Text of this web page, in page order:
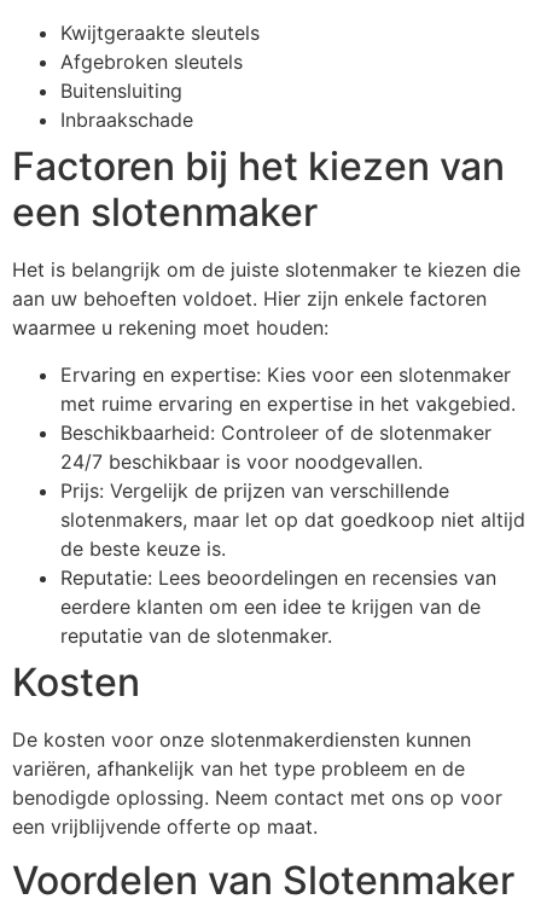
Kwijtgeraakte sleutels
Afgebroken sleutels
Buitensluiting
Inbraakschade
Factoren bij het kiezen van
een slotenmaker
Het is belangrijk om de juiste slotenmaker te kiezen die
aan uw behoeften voldoet. Hier zijn enkele factoren
waarmee u rekening moet houden:
Ervaring en expertise: Kies voor een slotenmaker
met ruime ervaring en expertise in het vakgebied.
Beschikbaarheid: Controleer of de slotenmaker
24/7 beschikbaar is voor noodgevallen.
Prijs: Vergelijk de prijzen van verschillende
slotenmakers, maar let op dat goedkoop niet altijd
de beste keuze is.
Reputatie: Lees beoordelingen en recensies van
eerdere klanten om een idee te krijgen van de
reputatie van de slotenmaker.
Kosten
De kosten voor onze slotenmakerdiensten kunnen
variëren, afhankelijk van het type probleem en de
benodigde oplossing. Neem contact met ons op voor
een vrijblijvende offerte op maat.
Voordelen van Slotenmaker